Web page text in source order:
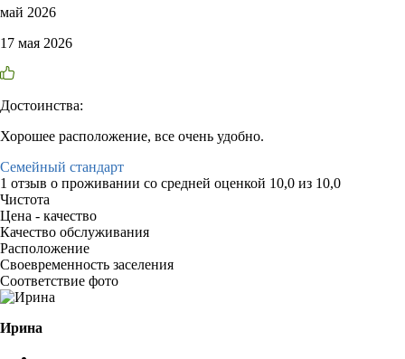
май 2026
17 мая 2026
Достоинства:
Хорошее расположение, все очень удобно.
Семейный стандарт
1 отзыв о проживании со средней оценкой 10,0 из 10,0
Чистота
Цена - качество
Качество обслуживания
Расположение
Своевременность заселения
Соответствие фото
Ирина